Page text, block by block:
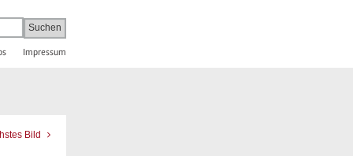
Impressum
Bild